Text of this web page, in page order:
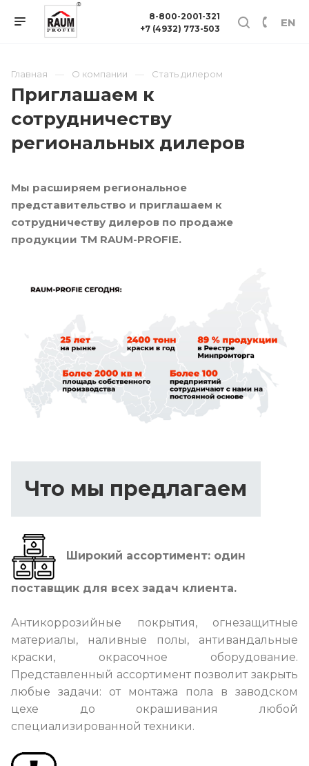
EN
8-800-2001-321
+7 (4932) 773-503
Главная О компании Стать дилером
Приглашаем к
сотрудничеству
региональных дилеров
Мы расширяем региональное
представительство и приглашаем к
сотрудничеству дилеров по продаже
продукции TM RAUM-PROFIE.
Что мы предлагаем
Широкий ассортимент: один
поставщик для всех задач клиента.
Антикоррозийные покрытия, огнезащитные
материалы, наливные полы, антивандальные
краски, окрасочное оборудование.
Представленный ассортимент позволит закрыть
любые задачи: от монтажа пола в заводском
цехе до окрашивания любой
специализированной техники.